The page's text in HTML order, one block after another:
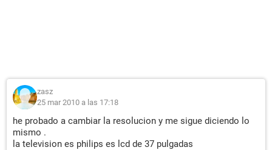
zasz
25 mar 2010 a las 17:18
he probado a cambiar la resolucion y me sigue diciendo lo
mismo .
la television es philips es lcd de 37 pulgadas